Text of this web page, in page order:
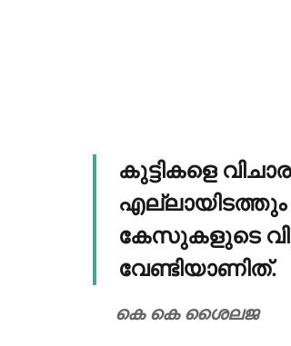
കുട്ടികളെ
കേസുകളുടെ
വേണ്ടിയാണിത്.
കെ കെ ശൈലജ